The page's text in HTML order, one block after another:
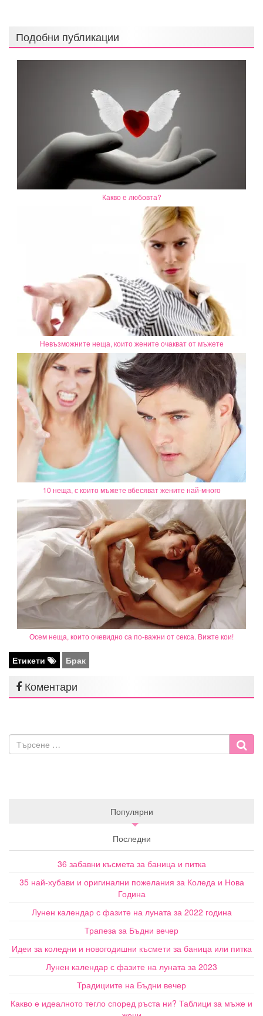
Подобни публикации
Какво е любовта?
Невъзможните неща, които жените очакват от мъжете
10 неща, с които мъжете вбесяват жените най-много
Осем неща, които очевидно са по-важни от секса. Вижте кои!
Етикети Брак
Коментари
Популярни
Последни
36 забавни късмета за баница и питка
35 най-хубави и оригинални пожелания за Коледа и Нова
Година
Лунен календар с фазите на луната за 2022 година
Трапеза за Бъдни вечер
Идеи за коледни и новогодишни късмети за баница или питка
Лунен календар с фазите на луната за 2023
Традициите на Бъдни вечер
Какво е идеалното тегло според ръста ни? Таблици за мъже и